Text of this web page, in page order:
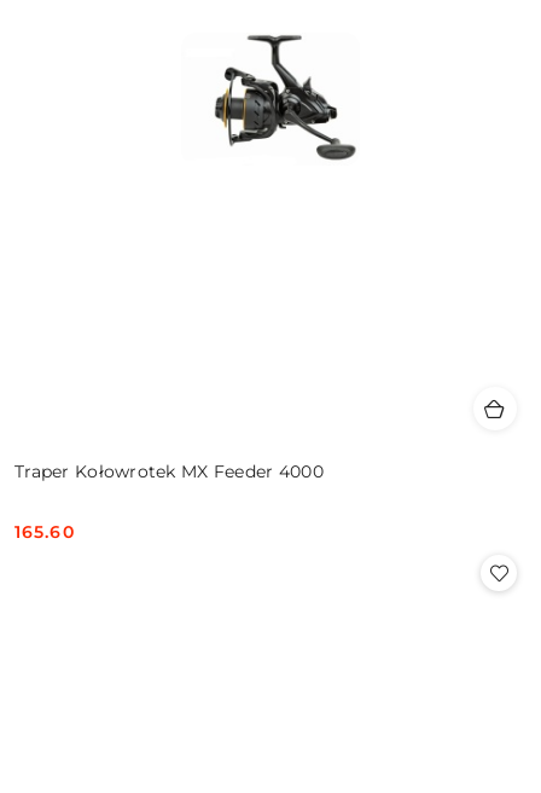
Traper Kołowrotek MX Feeder 4000
Cena:
165.60